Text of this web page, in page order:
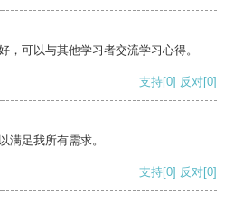
，可以与其他学习者交流学习心得。
支持[0] 反对[0]
满足我所有需求。
支持[0] 反对[0]